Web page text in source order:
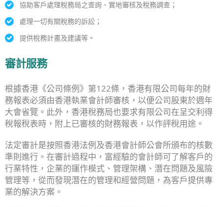
協助客戶處理稅務局之查詢、實地審核及稅務調查；
處理一切有關稅務的訴訟；
提供稅務計畫及建議等。
審計服務
根據香港《公司條例》第122條，香港有限公司每年的財
務報表必須由香港執業會計師審核，以便公司股東於週年
大會省覽。此外，香港稅務局也要求有限公司在呈交利得
稅報稅表時，附上已審核的財務報表，以作評稅用途。
法定審計是按照香港法例及香港會計師公會所頒布的核數
準則進行。在審計過程中，富經驗的會計師可了解客戶的
行業特性，企業的運作模式、管理架構、潛在問題及風險
管理等，從而發現潛在的管理和經營問題，為客戶提供專
業的解決方案。